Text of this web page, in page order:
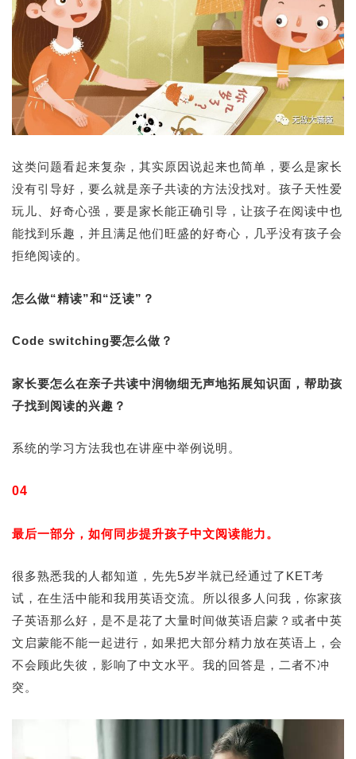
这类问题看起来复杂，其实原因说起来也简单，要么是家长
没有引导好，要么就是亲子共读的方法没找对。孩子天性爱
玩儿、好奇心强，要是家长能正确引导，让孩子在阅读中也
能找到乐趣，并且满足他们旺盛的好奇心，几乎没有孩子会
拒绝阅读的。
怎么做“精读”和“泛读”？
Code switching要怎么做？
家长要怎么在亲子共读中润物细无声地拓展知识面，帮助孩
子找到阅读的兴趣？
系统的学习方法我也在讲座中举例说明。
04
最后一部分，如何同步提升孩子中文阅读能力。
很多熟悉我的人都知道，先先5岁半就已经通过了KET考
试，在生活中能和我用英语交流。所以很多人问我，你家孩
子英语那么好，是不是花了大量时间做英语启蒙？或者中英
文启蒙能不能一起进行，如果把大部分精力放在英语上，会
不会顾此失彼，影响了中文水平。我的回答是，二者不冲
突。